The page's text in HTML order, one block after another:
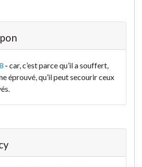
- car, c’est parce qu’il a souffert,
éprouvé, qu’il peut secourir ceux